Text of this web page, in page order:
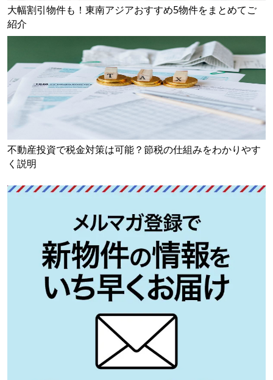
大幅割引物件も！東南アジアおすすめ5物件をまとめてご
紹介
不動産投資で税金対策は可能？節税の仕組みをわかりやす
く説明